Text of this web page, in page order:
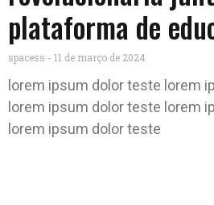
plataforma de
spacess 11 de março de 2024
lorem ipsum dolor teste lorem
lorem ipsum dolor teste lorem
lorem ipsum dolor teste